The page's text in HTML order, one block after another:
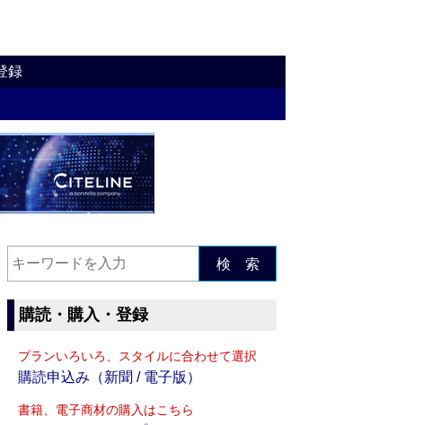
録
検 索
購読・購入・登録
プランいろいろ、スタイルに合わせて選択
購読申込み（新聞 / 電子版）
書籍、電子商材の購入はこちら